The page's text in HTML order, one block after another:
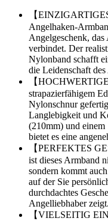
【
Angelhaken-
Angelgeschenk,
verbindet. Der
Nylonband schafft
die Leidenschaft
【
strapazierfähigem
Nylonschnur
Langlebigkeit und
(210mm) und
bietet es eine
【PERFEKTES
ist dieses Armband
sondern kommt
auf der Sie
durchdachtes
Angelliebhaber zeigt.
【VIELSEITIG